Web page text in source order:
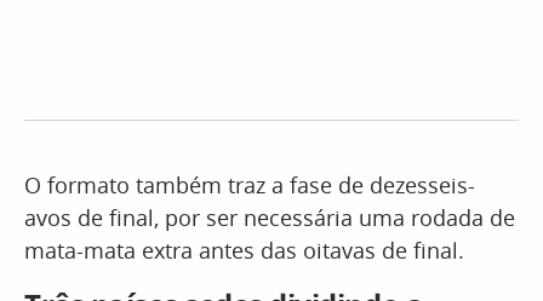
O formato também traz a fase de dezesseis-
avos de final, por ser necessária uma rodada de
mata-mata extra antes das oitavas de final.